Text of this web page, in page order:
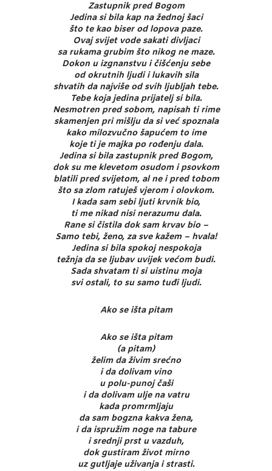
Zastupnik pred Bogom
Jedina si bila kap na žednoj šaci
što te kao biser od lopova paze.
Ovaj svijet vode sakati divljaci
sa rukama grubim što nikog ne maze.
Dokon u izgnanstvu i čišćenju sebe
od okrutnih ljudi i lukavih sila
shvatih da najviše od svih ljubljah tebe.
Tebe koja jedina prijatelj si bila.
Nesmotren pred sobom, napisah ti rime
skamenjen pri mišlju da si već spoznala
kako milozvučno šapućem to ime
koje ti je majka po rođenju dala.
Jedina si bila zastupnik pred Bogom,
dok su me klevetom osudom i psovkom
blatili pred svijetom, al ne i pred tobom
što sa zlom ratuješ vjerom i olovkom.
I kada sam sebi ljuti krvnik bio,
ti me nikad nisi nerazumu dala.
Rane si čistila dok sam krvav bio –
Samo tebi, ženo, za sve kažem – hvala!
Jedina si bila spokoj nespokoja
težnja da se ljubav uvijek većom budi.
Sada shvatam ti si uistinu moja
svi ostali, to su samo tuđi ljudi.
Ako se išta pitam
Ako se išta pitam
(a pitam)
želim da živim srećno
i da dolivam vino
u polu-punoj čaši
i da dolivam ulje na vatru
kada promrmljaju
da sam bogzna kakva žena,
i da ispružim noge na tabure
i srednji prst u vazduh,
dok gustiram život mirno
uz gutljaje uživanja i strasti.